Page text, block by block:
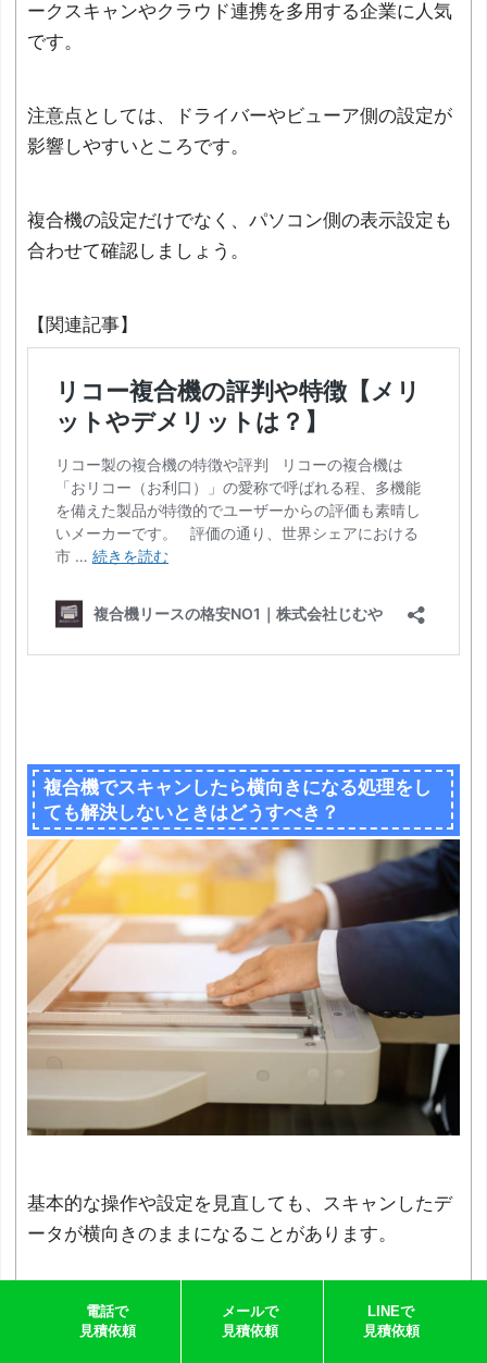
ークスキャンやクラウド連携を多用する企業に人気
です。
注意点としては、ドライバーやビューア側の設定が
影響しやすいところです。
複合機の設定だけでなく、パソコン側の表示設定も
合わせて確認しましょう。
【関連記事】
複合機でスキャンしたら横向きになる処理をし
ても解決しないときはどうすべき？
基本的な操作や設定を見直しても、スキャンしたデ
ータが横向きのままになることがあります。
その場合は、より根本的な部分を確認する必要があ
ります。
電話で
見積依頼
メールで
見積依頼
LINEで
見積依頼